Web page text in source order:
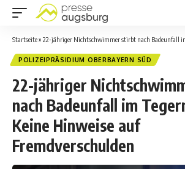
Startseite» 22-jähriger Nichtschwimmer stirbt nach Badeunfall im Tegernsee –
POLIZEIPRÄSIDIUM OBERBAYERN SÜD
22-jähriger
nach Badeunfall im
Keine Hinweise auf
Fremdverschulden